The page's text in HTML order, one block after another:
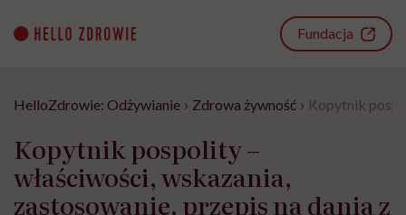
content
Fundacja
HelloZdrowie: Odżywianie › Zdrowa żywność › Kopytnik
Kopytnik pospolity –
właściwości, wskazania,
zastosowanie, przepis na dania z